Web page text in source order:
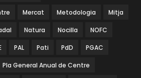
Mercat Metodologia Mitja
Natura Nocilla NOFC
PAL Pati PdD PGAC
Pla General Anual de Centre